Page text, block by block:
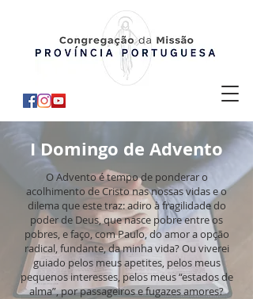
I Domingo de Advento
O Advento é tempo de ponderar o
acolhimento de Cristo nas nossas vidas e o
dilema que este traz: adiro à fragilidade do
poder de Deus, que nasce pobre entre os
pobres, e faço, com Paulo, do amor a opção
radical, fundante, da minha vida? Ou viverei
guiado pelos meus apetites, pelos meus
pequenos interesses, pelos meus “estados de
alma”, por passageiros e fugazes amores?